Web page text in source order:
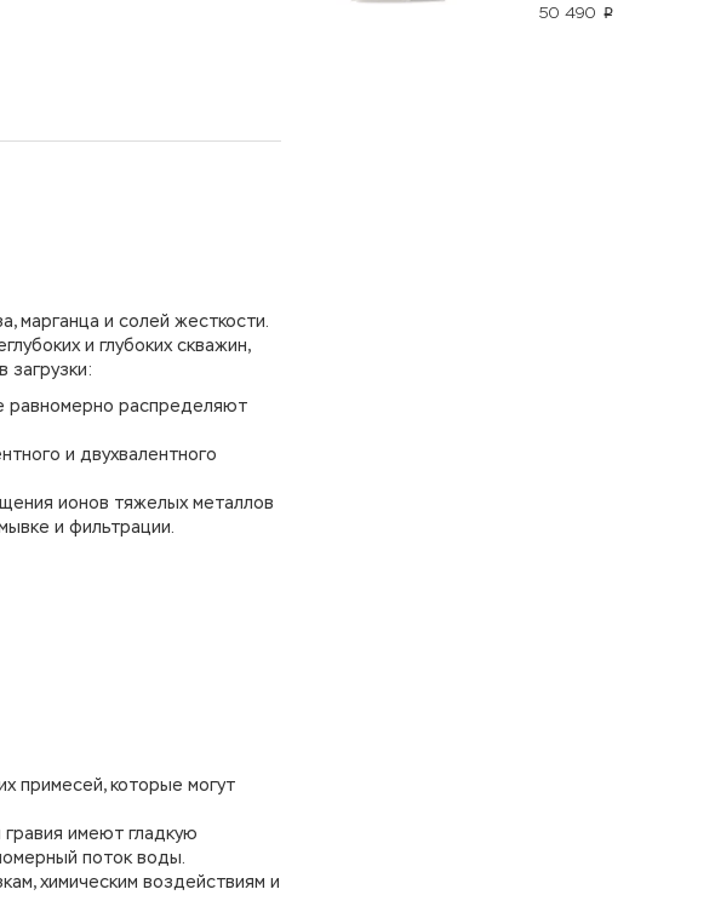
50 490 p
марганца и солей жесткости.
и глубоких скважин,
равномерно распределяют
и двухвалентного
ионов тяжелых металлов
и фильтрации.
примесей, которые могут
имеют гладкую
поток воды.
химическим воздействиям и